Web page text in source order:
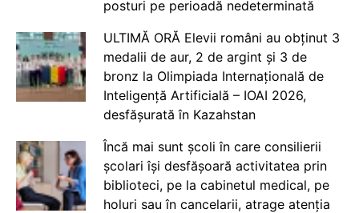
posturi pe perioadă nedeterminată
ULTIMĂ ORĂ Elevii români au obținut 3
medalii de aur, 2 de argint și 3 de
bronz la Olimpiada Internațională de
Inteligență Artificială – IOAI 2026,
desfășurată în Kazahstan
Încă mai sunt școli în care consilierii
școlari își desfășoară activitatea prin
biblioteci, pe la cabinetul medical, pe
holuri sau în cancelarii, atrage atenția